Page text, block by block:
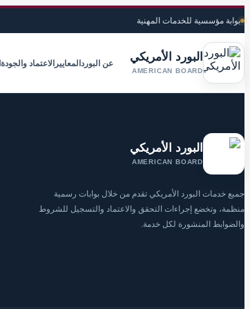
بوابة مؤسسية للخدمات المهنية
البورد الأمريكي
AMERICAN BOARD
عن البورد المعايير الاعتماد والجودة
البورد الأمريكي
AMERICAN BOARD
جميع خدمات البورد الأمريكي تقدم من خلال بوابات رسمية
منظمة، وتخضع إجراءات التحقق والاعتماد والتسجيل للشروط
والضوابط المنشورة لكل خدمة.